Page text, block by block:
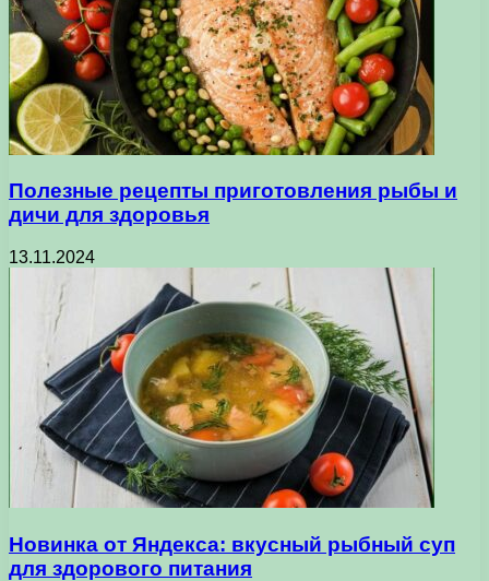
Полезные рецепты приготовления рыбы и
дичи для здоровья
13.11.2024
Новинка от Яндекса: вкусный рыбный суп
для здорового питания